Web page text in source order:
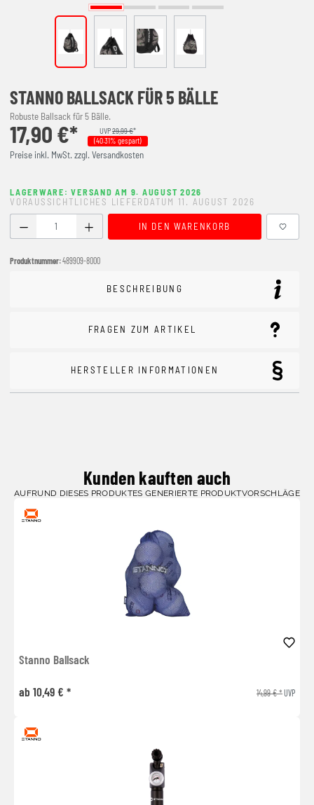
STANNO BALLSACK FÜR 5 BÄLLE
Robuste Ballsack für 5 Bälle.
17,90 €* UVP29,99 €*
(40.31% gespart)
Preise inkl. MwSt. zzgl. Versandkosten
LAGERWARE: VERSAND AM 9. AUGUST 2026
VORAUSSICHTLICHES LIEFERDATUM 11. AUGUST 2026
Produkt Anzahl: Gib den gewünschten Wert ein oder
IN DEN WARENKORB
Produktnummer:489909-8000
BESCHREIBUNG
FRAGEN ZUM ARTIKEL
HERSTELLER INFORMATIONEN
Kunden kauften auch
AUFRUND DIESES PRODUKTES GENERIERTE PRODUKTVORSCHLÄGE
Stanno Ballsack
ab 10,49 € * 14,99 € *UVP